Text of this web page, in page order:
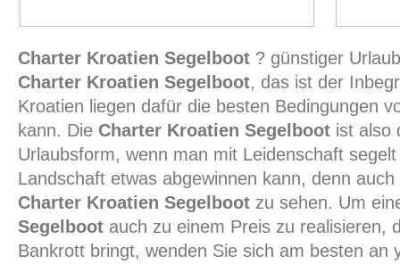
Charter Kroatien Segelboot? günstiger
Charter Kroatien Segelboot, das ist der
Kroatien liegen dafür die besten Bedingungen
kann. Die Charter Kroatien Segelbootist also
Urlaubsform, wenn man mit Leidenschaft
Landschaft etwas abgewinnen kann, denn
Charter Kroatien Segelbootzu sehen. Um
Segelbootauch zu einem Preis zu realisieren,
Bankrott bringt, wenden Sie sich am besten an